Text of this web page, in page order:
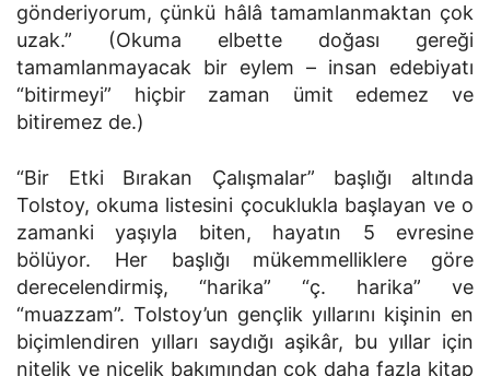
gönderiyorum, çünkü hâlâ tamamlanmaktan çok
uzak.” (Okuma elbette doğası gereği
tamamlanmayacak bir eylem – insan edebiyatı
“bitirmeyi” hiçbir zaman ümit edemez ve
bitiremez de.)
“Bir Etki Bırakan Çalışmalar” başlığı altında
Tolstoy, okuma listesini çocuklukla başlayan ve o
zamanki yaşıyla biten, hayatın 5 evresine
bölüyor. Her başlığı mükemmelliklere göre
derecelendirmiş, “harika” “ç. harika” ve
“muazzam”. Tolstoy’un gençlik yıllarını kişinin en
biçimlendiren yılları saydığı aşikâr, bu yıllar için
nitelik ve nicelik bakımından çok daha fazla kitap